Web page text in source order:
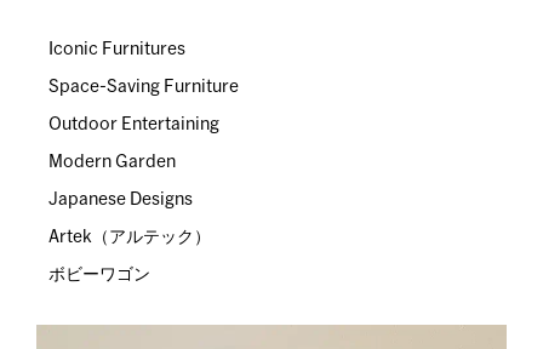
Iconic Furnitures
Space-Saving Furniture
Outdoor Entertaining
Modern Garden
Japanese Designs
Artek（アルテック）
ボビーワゴン